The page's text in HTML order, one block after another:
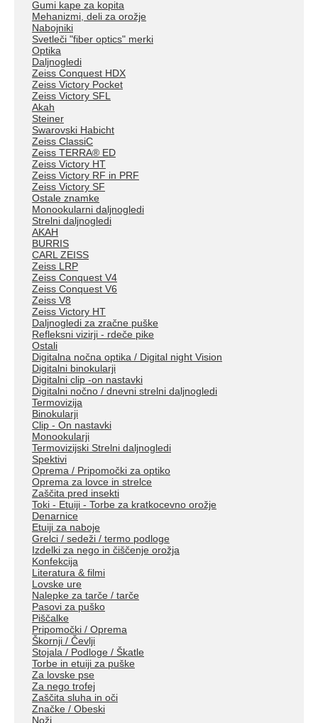
Gumi kape za kopita
Mehanizmi, deli za orožje
Nabojniki
Svetleči "fiber optics" merki
Optika
Daljnogledi
Zeiss Conquest HDX
Zeiss Victory Pocket
Zeiss Victory SFL
Akah
Steiner
Swarovski Habicht
Zeiss ClassiC
Zeiss TERRA® ED
Zeiss Victory HT
Zeiss Victory RF in PRF
Zeiss Victory SF
Ostale znamke
Monookularni daljnogledi
Strelni daljnogledi
AKAH
BURRIS
CARL ZEISS
Zeiss LRP
Zeiss Conquest V4
Zeiss Conquest V6
Zeiss V8
Zeiss Victory HT
Daljnogledi za zračne puške
Refleksni vizirji - rdeče pike
Ostali
Digitalna nočna optika / Digital night Vision
Digitalni binokularji
Digitalni clip -on nastavki
Digitalni nočno / dnevni strelni daljnogledi
Termovizija
Binokularji
Clip - On nastavki
Monookularji
Termovizijski Strelni daljnogledi
Spektivi
Oprema / Pripomočki za optiko
Oprema za lovce in strelce
Zaščita pred insekti
Toki - Etuiji - Torbe za kratkocevno orožje
Denarnice
Etuiji za naboje
Grelci / sedeži / termo podloge
Izdelki za nego in čiščenje orožja
Konfekcija
Literatura & filmi
Lovske ure
Nalepke za tarče / tarče
Pasovi za puško
Piščalke
Pripomočki / Oprema
Škornji / Čevlji
Stojala / Podloge / Škatle
Torbe in etuiji za puške
Za lovske pse
Za nego trofej
Zaščita sluha in oči
Značke / Obeski
Noži